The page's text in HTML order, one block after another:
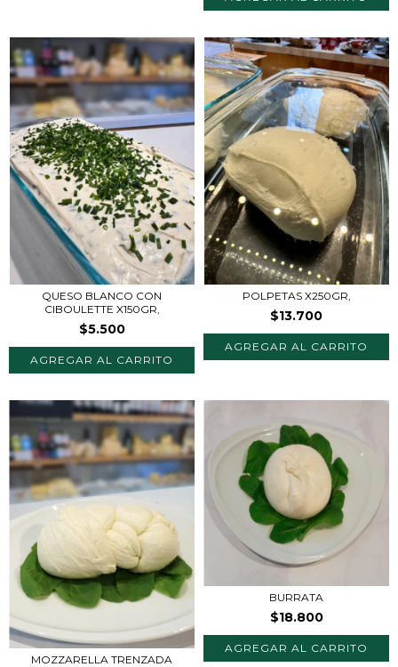
QUESO BLANCO CON
CIBOULETTE X150GR,
$5.500
POLPETAS X250GR,
$13.700
MOZZARELLA TRENZADA
BURRATA
$18.800